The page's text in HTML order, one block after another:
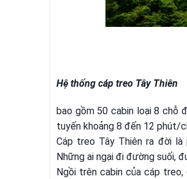
Hệ thống cáp treo Tây Thiên
bao gồm 50 cabin loại 8 chỗ
tuyến khoảng 8 đến 12 phút/
Cáp treo Tây Thiên ra đời là
Những ai ngại đi đường suối,
Ngồi trên cabin của cáp